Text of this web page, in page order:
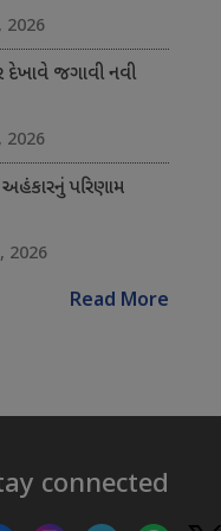
2026
દેખાવે જગાવી નવી
2026
પરિણામ
2026
Read More
connected